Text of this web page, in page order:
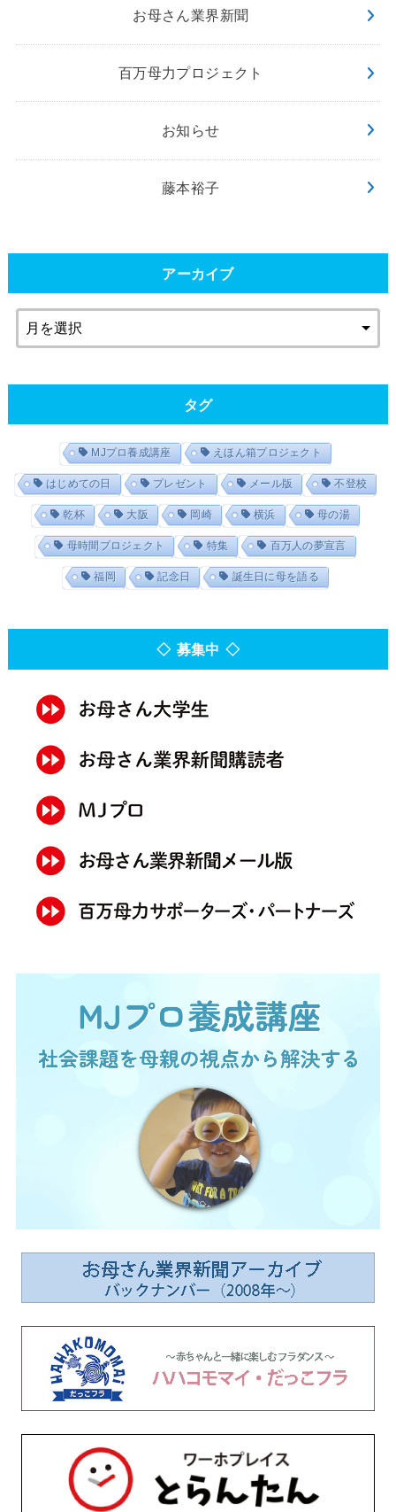
お母さん業界新聞
百万母力プロジェクト
お知らせ
藤本裕子
アーカイブ
タグ
MJプロ養成講座 えほん箱プロジェクト
はじめての日 プレゼント メール版 不登校
乾杯 大阪 岡崎 横浜 母の湯
母時間プロジェクト 特集 百万人の夢宣言
福岡 記念日 誕生日に母を語る
◇ 募集中 ◇